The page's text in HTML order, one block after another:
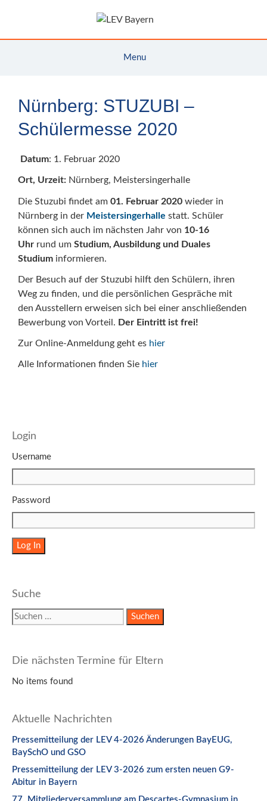
Menu
Nürnberg: STUZUBI –
Schülermesse 2020
Datum: 1. Februar 2020
Ort, Urzeit: Nürnberg, Meistersingerhalle
Die Stuzubi findet am 01. Februar 2020 wieder in
Nürnberg in der Meistersingerhalle statt. Schüler
können sich auch im nächsten Jahr von 10-16
Uhr rund um Studium, Ausbildung und Duales
Studium informieren.
Der Besuch auf der Stuzubi hilft den Schülern, ihren
Weg zu finden, und die persönlichen Gespräche mit
den Ausstellern erweisen sich bei einer anschließenden
Bewerbung von Vorteil. Der Eintritt ist frei!
Zur Online-Anmeldung geht es hier
Alle Informationen finden Sie hier
Login
Username
Password
Suche
Suchen
nach:
Die nächsten Termine für Eltern
No items found
Aktuelle Nachrichten
Pressemitteilung der LEV 4-2026 Änderungen BayEUG,
BaySchO und GSO
Pressemitteilung der LEV 3-2026 zum ersten neuen G9-
Abitur in Bayern